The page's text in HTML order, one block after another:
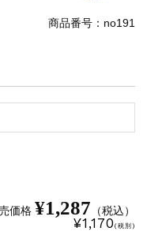
商品番号：no191
価格 ¥1,287 （税込）
¥1,170(税別)